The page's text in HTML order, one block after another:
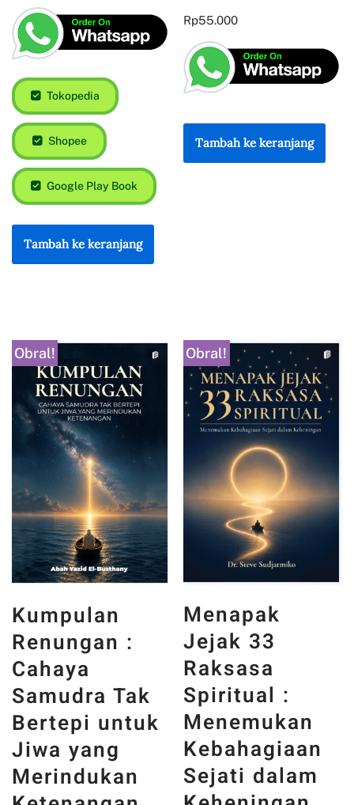
Tokopedia
Shopee
Google Play Book
Tambah ke keranjang
Rp55.000
Tambah ke keranjang
Obral!
Kumpulan
Renungan :
Cahaya
Samudra Tak
Bertepi untuk
Jiwa yang
Merindukan
Obral!
Menapak
Jejak 33
Raksasa
Spiritual :
Menemukan
Kebahagiaan
Sejati dalam